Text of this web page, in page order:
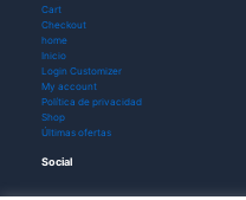
Cart
Checkout
home
Inicio
Login Customizer
My account
Política de privacidad
Shop
Últimas ofertas
Social